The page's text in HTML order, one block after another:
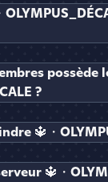
possède
?
🔱・
🔱・